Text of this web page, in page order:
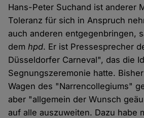
Hans-Peter Suchand ist anderer
Toleranz für sich in Anspruch
auch anderen entgegenbringen,
demhpd. Er ist Pressesprecher
Düsseldorfer Carneval", das die
Segnungszeremonie hatte.
Wagen des "Narrencollegiums"
aber "allgemein der Wunsch
auf alle auszuweiten. Dazu habe